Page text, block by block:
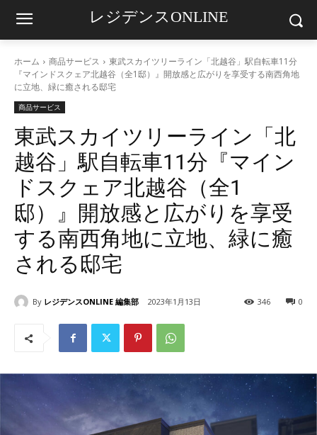
レジデンスONLINE
ホーム 商品サービス
東武スカイツリーライン「北越谷」駅自転車11分
『マインドスクェア北越谷（全1邸）』開放感と広がりを享受する南西角地
に立地、緑に癒される邸宅
商品サービス
東武スカイツリーライン「北
越谷」駅自転車11分『マイン
ドスクェア北越谷（全1
邸）』開放感と広がりを享受
する南西角地に立地、緑に癒
される邸宅
By レジデンスONLINE 編集部 2023年1月13日 0
346